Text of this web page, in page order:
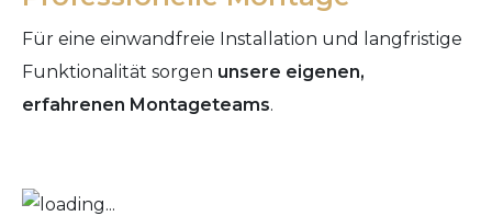
Für eine einwandfreie Installation und langfristige
Funktionalität sorgen unsere eigenen,
erfahrenen Montageteams.